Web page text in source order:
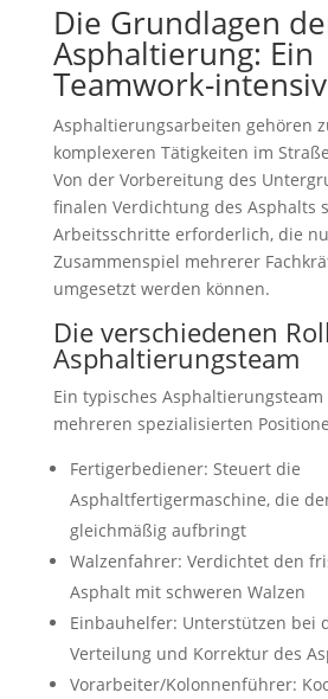
Die Grundlagen
Asphaltierung: Ein
Teamwork-
Asphaltierungsarbeiten gehören
komplexeren Tätigkeiten im
Von der Vorbereitung des
finalen Verdichtung des Asphalts
Arbeitsschritte erforderlich, die
Zusammenspiel mehrerer
umgesetzt werden können.
Die verschiedenen
Asphaltierungsteam
Ein typisches
mehreren spezialisierten
Fertigerbediener: Steuert die
Asphaltfertigermaschine, die
gleichmäßig aufbringt
Walzenfahrer: Verdichtet den
Asphalt mit schweren Walzen
Einbauhelfer: Unterstützen bei
Verteilung und Korrektur des
Vorarbeiter/Kolonnenführer: